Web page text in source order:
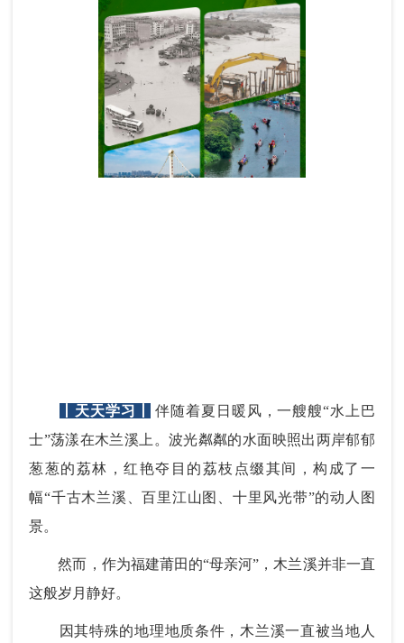
丨天天学习丨
伴随着夏日暖风，一艘艘“水上巴
士”荡漾在木兰溪上。波光粼粼的水面映照出两岸郁郁
葱葱的荔林，红艳夺目的荔枝点缀其间，构成了一
幅“千古木兰溪、百里江山图、十里风光带”的动人图
景。
然而，作为福建莆田的“母亲河”，木兰溪并非一直
这般岁月静好。
因其特殊的地理地质条件，木兰溪一直被当地人